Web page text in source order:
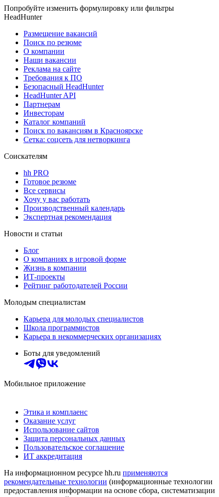
Попробуйте изменить формулировку или фильтры
HeadHunter
Размещение вакансий
Поиск по резюме
О компании
Наши вакансии
Реклама на сайте
Требования к ПО
Безопасный HeadHunter
HeadHunter API
Партнерам
Инвесторам
Каталог компаний
Поиск по вакансиям в Красноярске
Сетка: соцсеть для нетворкинга
Соискателям
hh PRO
Готовое резюме
Все сервисы
Хочу у вас работать
Производственный календарь
Экспертная рекомендация
Новости и статьи
Блог
О компаниях в игровой форме
Жизнь в компании
ИТ-проекты
Рейтинг работодателей России
Молодым специалистам
Карьера для молодых специалистов
Школа программистов
Карьера в некоммерческих организациях
Боты для уведомлений
Мобильное приложение
Этика и комплаенс
Оказание услуг
Использование сайтов
Защита персональных данных
Пользовательское соглашение
ИТ аккредитация
На информационном ресурсе hh.ru применяются
рекомендательные технологии (информационные технологии
предоставления информации на основе сбора, систематизации